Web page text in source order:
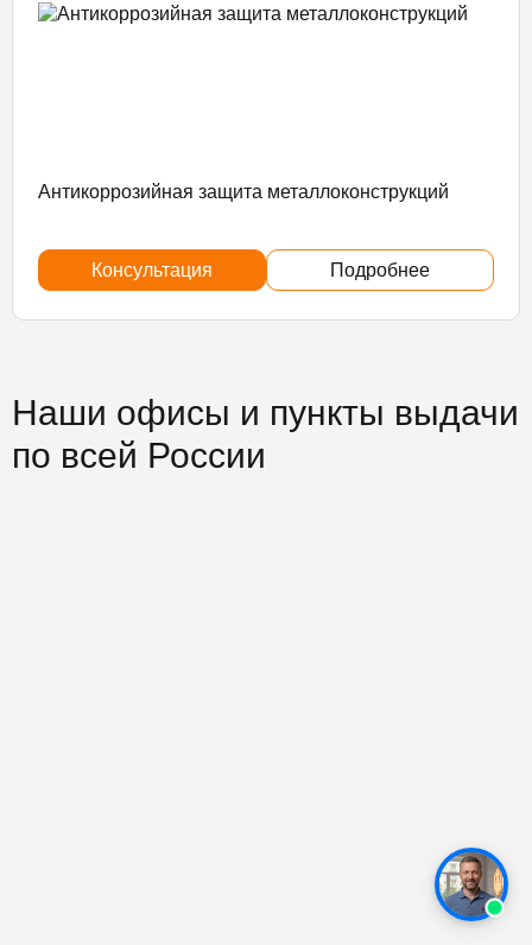
Антикоррозийная защита металлоконструкций
Консультация Подробнее
Наши офисы и пункты выдачи
по всей России